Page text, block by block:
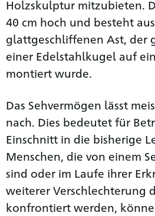
Holzskulptur mitzubieten.
40 cm hoch und besteht
glattgeschliffenen Ast, der
einer Edelstahlkugel auf
montiert wurde.
Das Sehvermögen lässt
nach. Dies bedeutet für
Einschnitt in die bisherige
Menschen, die von einem
sind oder im Laufe ihrer
weiterer Ver­schlechterung
konfrontiert werden,